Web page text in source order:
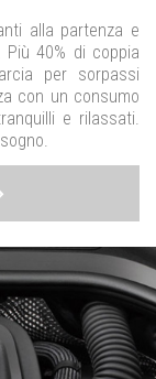
alla partenza e
40% di coppia
per sorpassi
con un consumo
e rilassati.